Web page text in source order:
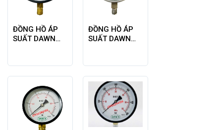
ĐỒNG HỒ ÁP
SUẤT DAWN
3BAR M20X1.5
ĐỒNG HỒ ÁP
SUẤT DAWN
25BAR REN
M20*1.5